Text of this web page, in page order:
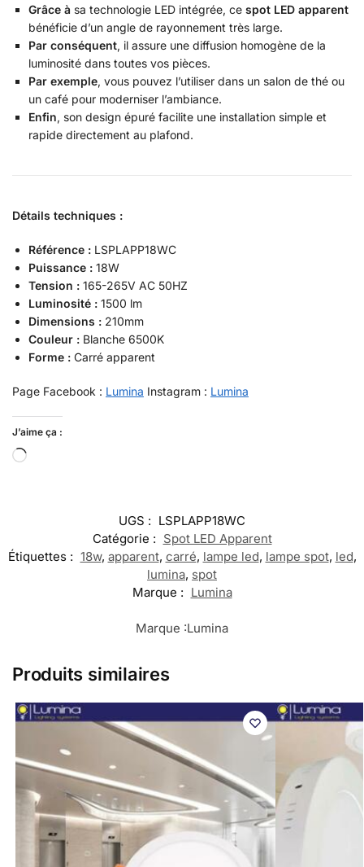
Grâce à sa technologie LED intégrée, ce spot LED apparent
bénéficie d’un angle de rayonnement très large.
Par conséquent, il assure une diffusion homogène de la
luminosité dans toutes vos pièces.
Par exemple, vous pouvez l’utiliser dans un salon de thé ou
un café pour moderniser l’ambiance.
Enfin, son design épuré facilite une installation simple et
rapide directement au plafond.
Détails techniques :
Référence : LSPLAPP18WC
Puissance : 18W
Tension : 165-265V AC 50HZ
Luminosité : 1500 lm
Dimensions : 210mm
Couleur : Blanche 6500K
Forme : Carré apparent
Page Facebook : Lumina Instagram : Lumina
J’aime ça :
UGS : LSPLAPP18WC
Catégorie : Spot LED Apparent
Étiquettes : 18w, apparent, carré, lampe led, lampe spot, led,
lumina, spot
Marque : Lumina
Marque :Lumina
Produits similaires